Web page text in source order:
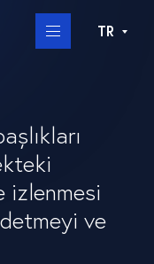
TR
izlenmesi
ve